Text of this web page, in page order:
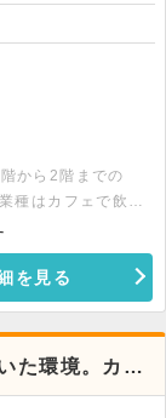
から2階までの
種はカフェで飲食
。まずはお気軽
米・1階49.62平
を見る
た環境。カフ